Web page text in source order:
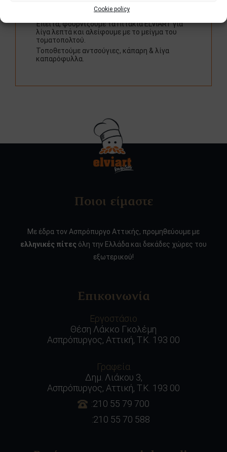
Cookie policy
Σε ένα μπολ, ανακατεύουμε τον τοματοπολτό
με ελαιόλαδο & ρίγανη.
Έπειτα, φουρνίζουμε τα Πιτάκια ELVIART για
λίγα λεπτά και αλείφουμε με το μείγμα του
τοματοπολτού.
Τοποθετούμε αντσούγιες, κάπαρη & λίγα
καπαρόφυλλα.
Ποιοι είμαστε
Με έδρα τον Ασπρόπυργο Αττικής, προμηθεύουμε με
ελληνικές πίτες όλη την Ελλάδα και δεκάδες χώρες του
εξωτερικού!
Επικοινωνία
Εργοστάσιο
Θέση Λάκκο Γκολέμη
Ασπρόπυργος, Αττική, Τ.Κ. 193 00
Γραφεία
Δημ. Λιάκου 3,
Ασπρόπυργος, Αττική, Τ.Κ. 193 00
:210 55 79 700
:210 55 70 588